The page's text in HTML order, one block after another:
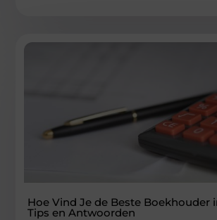
Hoe Vind Je de Beste Boekhouder
Tips en Antwoorden